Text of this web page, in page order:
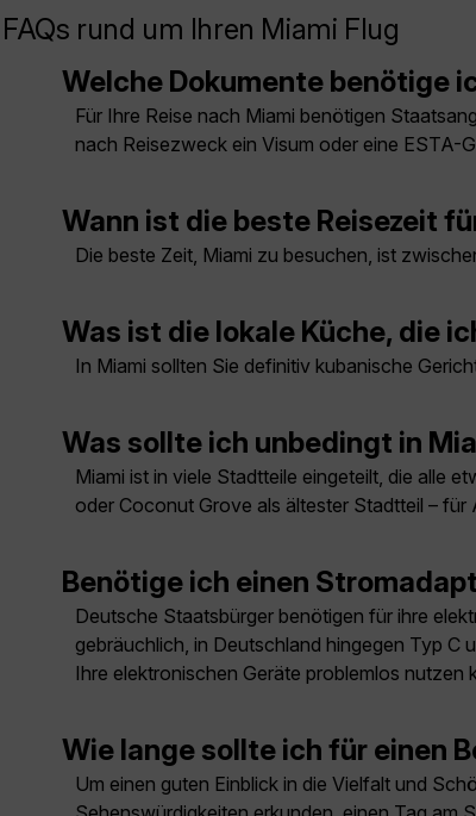
FAQs rund um Ihren Miami Flug
Welche Dokumente benötige
Für Ihre Reise nach Miami benötigen
nach Reisezweck ein Visum oder eine ESTA-
Wann ist die beste Reisezeit
Die beste Zeit, Miami zu besuchen, ist
Was ist die lokale Küche, die
In Miami sollten Sie definitiv kubanische
Was sollte ich unbedingt in
Miami ist in viele Stadtteile eingeteilt, die alle
oder Coconut Grove als ältester Stadtteil –
Benötige ich einen
Deutsche Staatsbürger benötigen für ihre
gebräuchlich, in Deutschland hingegen Typ C
Ihre elektronischen Geräte problemlos nutzen
Wie lange sollte ich für einen
Um einen guten Einblick in die Vielfalt und